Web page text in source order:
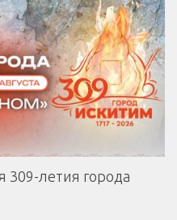
309-летия города